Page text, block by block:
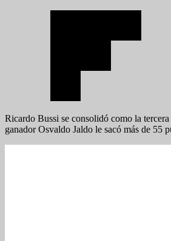
Ricardo Bussi se consolidó como la
ganador Osvaldo Jaldo le sacó más de 55